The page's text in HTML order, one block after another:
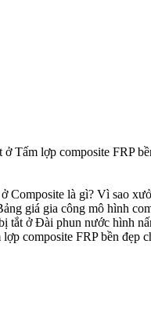
ở Tấm lợp composite FRP
ở Composite là gì? Vì sao
giá gia công mô hình
tắt ở Đài phun nước hình
lợp composite FRP bền đẹp